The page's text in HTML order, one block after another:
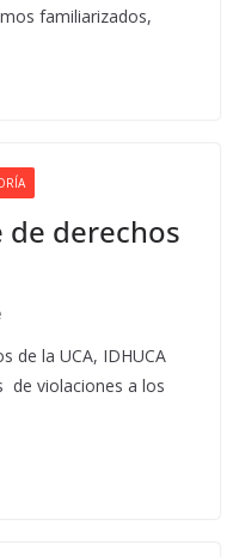
familiarizados,
derechos
de la UCA, IDHUCA
de violaciones a los